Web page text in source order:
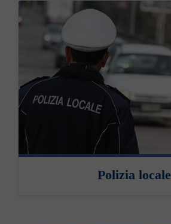
Polizia locale